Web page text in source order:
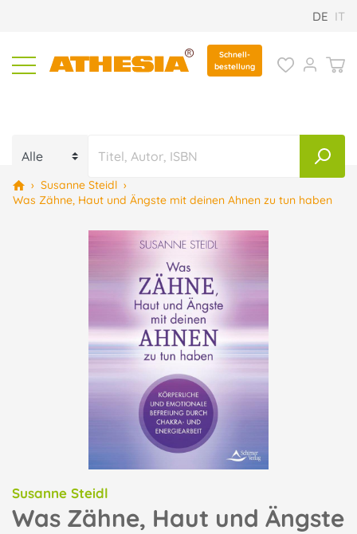
DE IT
Schnell-
bestellung
› Susanne Steidl ›
Was Zähne, Haut und Ängste mit deinen Ahnen zu tun haben
Susanne Steidl
Was Zähne, Haut und Ängste